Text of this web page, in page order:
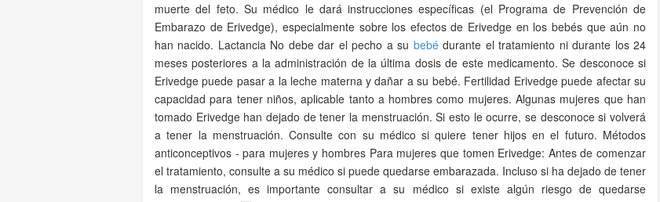
muerte del feto. Su médico le dará instrucciones específicas (el Programa de Prevención de
Embarazo de Erivedge), especialmente sobre los efectos de Erivedge en los bebés que aún no
han nacido. Lactancia No debe dar el pecho a su bebédurante el tratamiento ni durante los 24
meses posteriores a la administración de la última dosis de este medicamento. Se desconoce si
Erivedge puede pasar a la leche materna y dañar a su bebé. Fertilidad Erivedge puede afectar su
capacidad para tener niños, aplicable tanto a hombres como mujeres. Algunas mujeres que han
tomado Erivedge han dejado de tener la menstruación. Si esto le ocurre, se desconoce si volverá
a tener la menstruación. Consulte con su médico si quiere tener hijos en el futuro. Métodos
anticonceptivos - para mujeres y hombres Para mujeres que tomen Erivedge: Antes de comenzar
el tratamiento, consulte a su médico si puede quedarse embarazada. Incluso si ha dejado de tener
la menstruación, es importante consultar a su médico si existe algún riesgo de quedarse